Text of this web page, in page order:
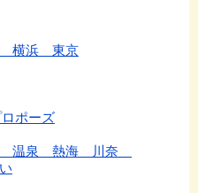
横浜 東京
ポーズ
温泉 熱海 川奈